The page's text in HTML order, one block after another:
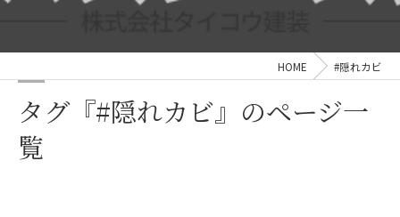
HOME #隠れカビ
タグ『#隠れカビ』のページ一
覧